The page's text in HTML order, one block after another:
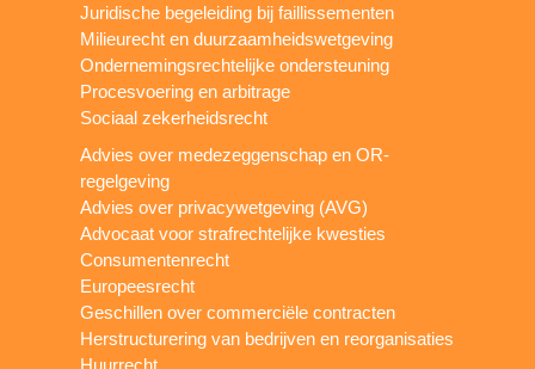
Juridische begeleiding bij faillissementen
Milieurecht en duurzaamheidswetgeving
Ondernemingsrechtelijke ondersteuning
Procesvoering en arbitrage
Sociaal zekerheidsrecht
Advies over medezeggenschap en OR-
regelgeving
Advies over privacywetgeving (AVG)
Advocaat voor strafrechtelijke kwesties
Consumentenrecht
Europeesrecht
Geschillen over commerciële contracten
Herstructurering van bedrijven en reorganisaties
Huurrecht